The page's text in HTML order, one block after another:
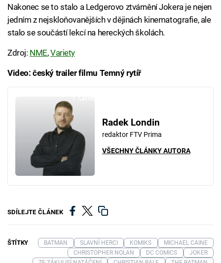
Nakonec se to stalo a Ledgerovo ztvárnění Jokera je nejen
jedním z nejskloňovanějších v dějinách kinematografie, ale
stalo se součástí lekcí na hereckých školách.
Zdroj: NME,Variety
Video: český trailer filmu Temný rytíř
Radek Londin
redaktor FTV Prima
VŠECHNY ČLÁNKY AUTORA
SDÍLEJTE ČLÁNEK
ŠTÍTKY BATMAN SLAVNÍ HERCI KOMIKS
MICHAEL CAINE
CHRISTOPHER NOLAN
DC COMICS
JOKER